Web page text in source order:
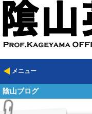
メニュー
陰山ブログ